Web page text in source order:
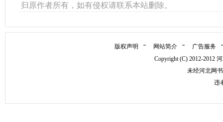
归原作者所有，如有侵权请联系本站删除。
版权声明 网站简介
广告服务
Copyright (C) 2012-2012
未经河北网
违